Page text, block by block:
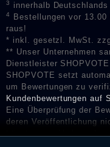
3 innerhalb
4
Bestellungen vor
raus!
* inkl. gesetzl. MwSt.
** Unser Unternehmen
Dienstleister
SHOPVOTE setzt
um Bewertungen zu
Kundenbewertungen auf
Eine Überprüfung der
deren Veröffentlichung